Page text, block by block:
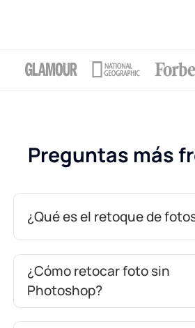
Preguntas más
¿Qué es el retoque de
¿Cómo retocar foto sin
Photoshop?